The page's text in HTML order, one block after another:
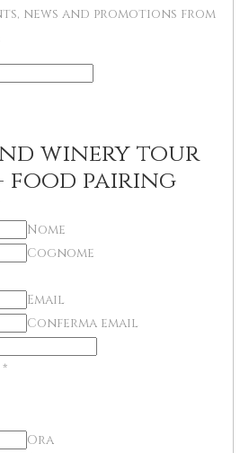
news and promotions from
winery tour
food pairing
Nome
Cognome
Email
Conferma email
*
Ora